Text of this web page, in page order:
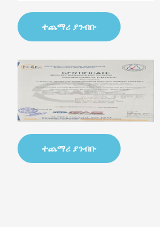
ተጨማሪ ያንብቡ
ተጨማሪ ያንብቡ